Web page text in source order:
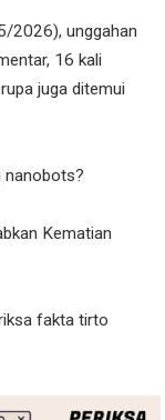
2026), unggahan
16 kali
juga ditemui
nanobots?
Kematian
fakta tirto